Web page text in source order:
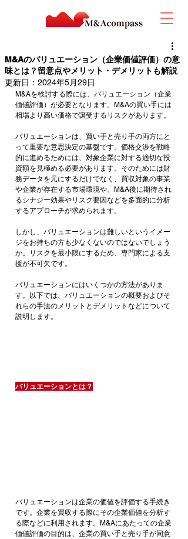
M&Aのバリュエーション（企業価値評価）の意
味とは？留意点やメリット・デメリットも解説
更新日： 2024年5月29日
M&Aを検討する際には、バリュエーション（企業
価値評価）が必要となります。M&Aの買い手には
相場より高い価格で譲受するリスクがあります。
バリュエーションは、買い手と売り手の両方にと
って重要な意思決定の基盤です。価格交渉を戦略
的に進めるためには、対象企業に対する適切な投
資額を見極める必要があります。そのためには財
務データを元にするだけでなく、買収対象の事業
や企業が存在する市場環境や、M&A後に期待され
るシナジー効果やリスク要因などを多面的に分析
するアプローチが求められます。
しかし、バリュエーションは難しいというイメー
ジをお持ちの方も少なくないのではないでしょう
か。リスクを最小限にするため、専門家による支
援が不可欠です。
バリュエーションにはいくつかの方法がありま
す。以下では、バリュエーションの概要およびそ
れらの手法のメリットとデメリットなどについて
説明します。
バリュエーションとは？
バリュエーションは企業の価値を評価する手続き
です。企業を買収する際にその企業価値を分析す
る際などに利用されます。M&Aにあたっての企業
価値評価の目的は、企業の買い手と売り手が同意